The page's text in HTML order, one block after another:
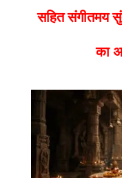
सहित संगीतमय
का